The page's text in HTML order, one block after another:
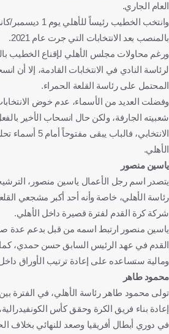
العام الجاري.
بالمنصب بعد الانتخابات التي جرت عام 2021.
ورغم محاولات مجلس الأهلي لإقناع الخطيب
لرئاسة النادي في الانتخابات القادمة، إلا أن
المحتمل على رئاسة القلعة الحمراء.
وفضلت العديد من الأسماء، عدم خوض
شعبيته الجارفة، ولكن حال انسحاب الأخير
الانتخابي،
الأهلي.
ياسين منصور
يتصدر اسم رجل الأعمال ياسين منصور،
رئاسة الأهلي، خاصة وأنه أحد أكبر مشجعي
شركة كرة القدم لفترة قصيرة داخل الأهلي.
ياسين منصور ارتبط اسمه من قبل بدعم عدة
القدم في عهد الرئيس السابق حسن حمدي، كما
ومالية ستساعده على إعادة ترتيب الأوراق داخل
محمود طاهر
إعادة بناء فريق الكرة وحقق كأس
في دوري أبطال أفريقيا وصعد للنهائي بخلاف